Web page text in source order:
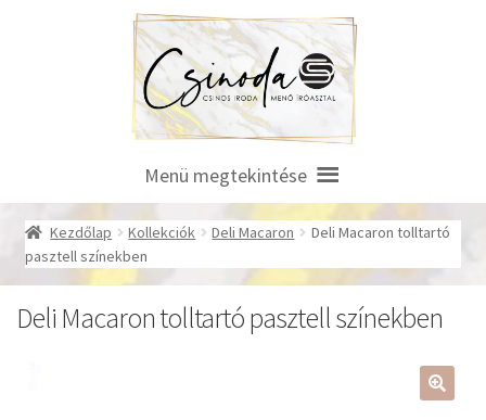
Menü megtekintése
Kezdőlap Kollekciók Deli Macaron
Deli Macaron tolltartó
pasztell színekben
Deli Macaron tolltartó pasztell színekben